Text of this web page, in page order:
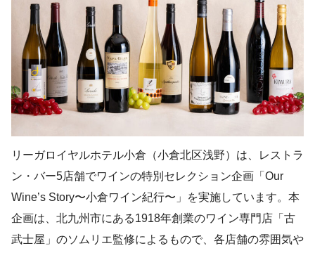
リーガロイヤルホテル小倉（小倉北区浅野）は、レストラ
ン・バー5店舗でワインの特別セレクション企画「Our
Wine’s Story〜小倉ワイン紀行〜」を実施しています。本
企画は、北九州市にある1918年創業のワイン専門店「古
武士屋」のソムリエ監修によるもので、各店舗の雰囲気や